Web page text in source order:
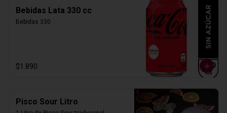
Bebidas Lata 330 cc
Bebidas 330
$1.890
Pisco Sour Litro